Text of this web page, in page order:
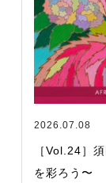
2026.07.08
［Vol.24］
を彩ろう〜